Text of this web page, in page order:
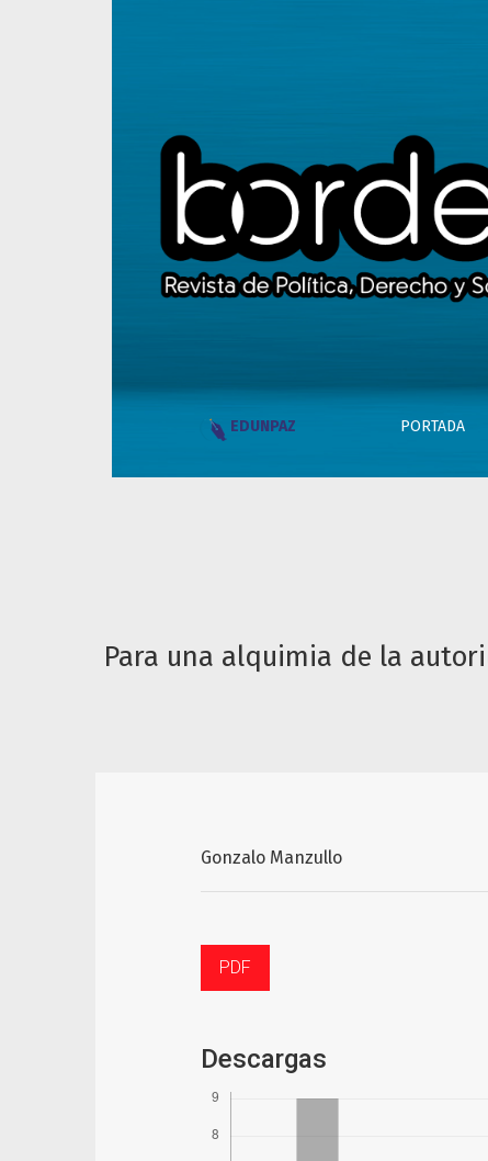
Para una alquimia de la autoridad en la
EDUNPAZ PORTADA
Para una alquimia de la
Gonzalo Manzullo
PDF
Descargas